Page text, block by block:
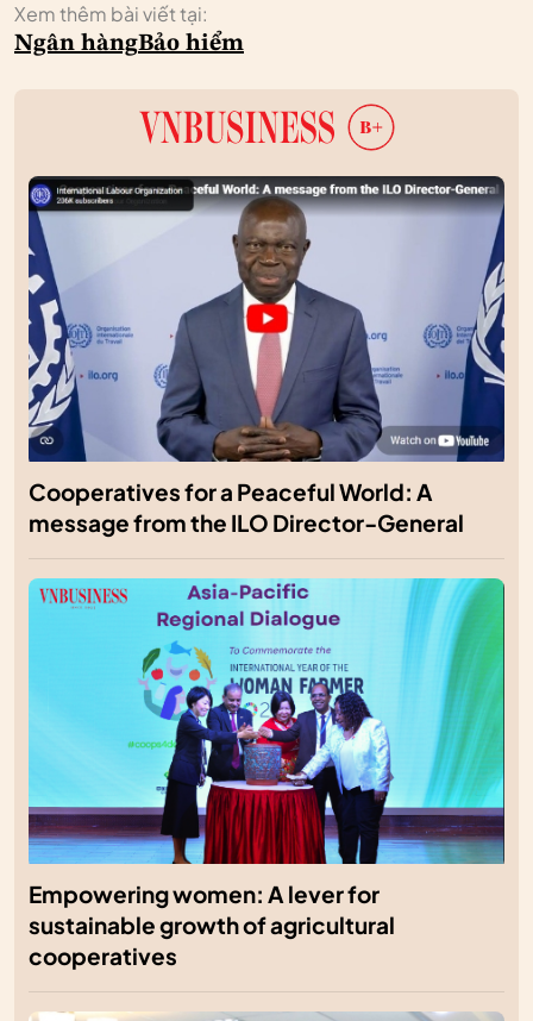
Xem thêm bài viết tại:
Ngân hàngBảo hiểm
Cooperatives for a Peaceful World: A
message from the ILO Director-General
Empowering women: A lever for
sustainable growth of agricultural
cooperatives